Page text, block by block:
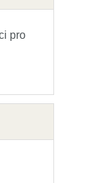
pro